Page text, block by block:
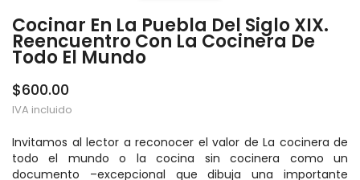
Cocinar En La Puebla Del Siglo XIX.
Reencuentro Con La Cocinera De
Todo El Mundo
$600.00
IVA incluido
Invitamos al lector a reconocer el valor de La cocinera de
todo el mundo o la cocina sin cocinera como un
documento –excepcional que dibuja una importante